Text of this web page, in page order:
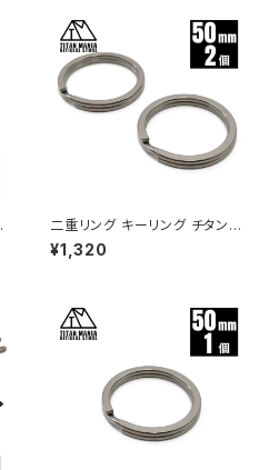
二重リング キーリング チタン製
50mm×2個 超軽量 頑丈 サビ
に強い 二重丸カン スプリットリ
¥1,320